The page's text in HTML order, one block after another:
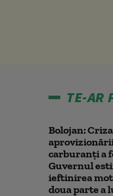
TE-AR
Bolojan: Criza
carburanți a
Guvernul
ieftinirea
doua parte a